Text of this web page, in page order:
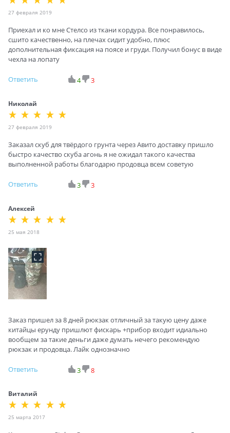
27 февраля 2019
Приехал и ко мне Стелсо из ткани кордура. Все понравилось,
сшито качественно, на плечах сидит удобно, плюс
дополнительная фиксация на поясе и груди. Получил бонус в виде
чехла на лопату
Ответить 4 3
Николай
27 февраля 2019
Заказал скуб для твёрдого грунта через Авито доставку пришло
быстро качество скуба агонь я не ожидал такого качества
выполненной работы благодарю продовца всем советую
Ответить 3 3
Алексей
25 мая 2018
Заказ пришел за 8 дней рюкзак отличный за такую цену даже
китайцы ерунду пришлют фискарь +прибор входит идиально
вообщем за такие деньги даже думать нечего рекомендую
рюкзак и продовца. Лайк однозначно
Ответить 3 8
Виталий
25 марта 2017